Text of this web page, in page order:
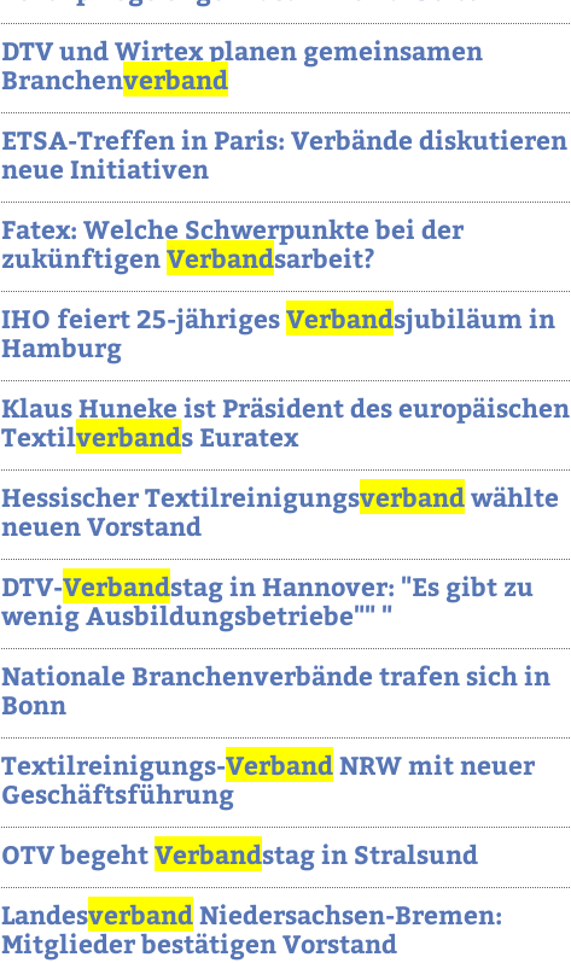
DTV und Wirtex planen gemeinsamen
Branchenverband
ETSA-Treffen in Paris: Verbände diskutieren
neue Initiativen
Fatex: Welche Schwerpunkte bei der
zukünftigenVerbandsarbeit?
IHO feiert 25-jährigesVerbandsjubiläum in
Hamburg
Klaus Huneke ist Präsident des europäischen
Textilverbands Euratex
Hessischer Textilreinigungsverbandwählte
neuen Vorstand
DTV-Verbandstag in Hannover: "Es gibt zu
wenig Ausbildungsbetriebe"" "
Nationale Branchenverbände trafen sich in
Bonn
Textilreinigungs-VerbandNRW mit neuer
Geschäftsführung
OTV begehtVerbandstag in Stralsund
LandesverbandNiedersachsen-Bremen:
Mitglieder bestätigen Vorstand